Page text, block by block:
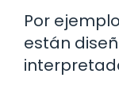
Por
están